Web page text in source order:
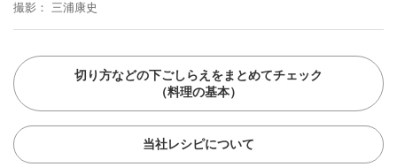
撮影
三浦康史
切り方などの下ごしらえをまとめてチェック
（料理の基本）
当社レシピについて